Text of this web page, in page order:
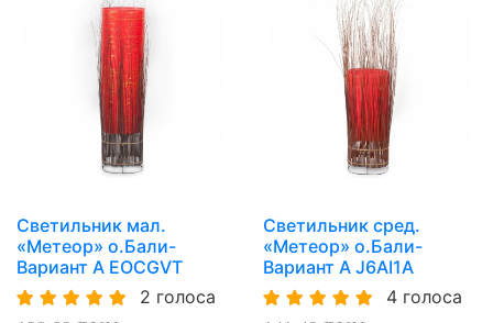
Светильник мал.
«Метеор» о.Бали-
Вариант A EOCGVT
2 голоса
Светильник сред.
«Метеор» о.Бали-
Вариант A J6AI1A
4 голоса